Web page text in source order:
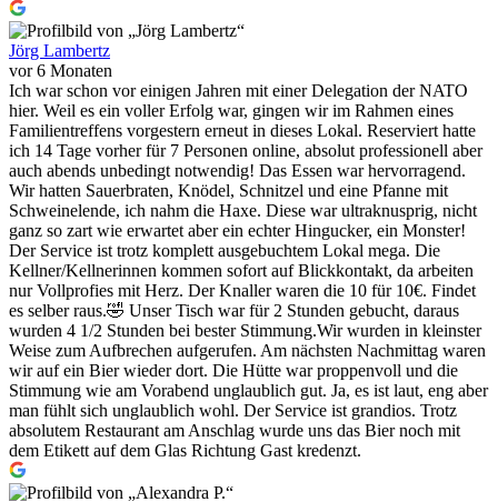
Jörg Lambertz
vor 6 Monaten
Ich war schon vor einigen Jahren mit einer Delegation der NATO
hier. Weil es ein voller Erfolg war, gingen wir im Rahmen eines
Familientreffens vorgestern erneut in dieses Lokal. Reserviert hatte
ich 14 Tage vorher für 7 Personen online, absolut professionell aber
auch abends unbedingt notwendig! Das Essen war hervorragend.
Wir hatten Sauerbraten, Knödel, Schnitzel und eine Pfanne mit
Schweinelende, ich nahm die Haxe. Diese war ultraknusprig, nicht
ganz so zart wie erwartet aber ein echter Hingucker, ein Monster!
Der Service ist trotz komplett ausgebuchtem Lokal mega. Die
Kellner/Kellnerinnen kommen sofort auf Blickkontakt, da arbeiten
nur Vollprofies mit Herz. Der Knaller waren die 10 für 10€. Findet
es selber raus.🤣 Unser Tisch war für 2 Stunden gebucht, daraus
wurden 4 1/2 Stunden bei bester Stimmung.Wir wurden in kleinster
Weise zum Aufbrechen aufgerufen. Am nächsten Nachmittag waren
wir auf ein Bier wieder dort. Die Hütte war proppenvoll und die
Stimmung wie am Vorabend unglaublich gut. Ja, es ist laut, eng aber
man fühlt sich unglaublich wohl. Der Service ist grandios. Trotz
absolutem Restaurant am Anschlag wurde uns das Bier noch mit
dem Etikett auf dem Glas Richtung Gast kredenzt.